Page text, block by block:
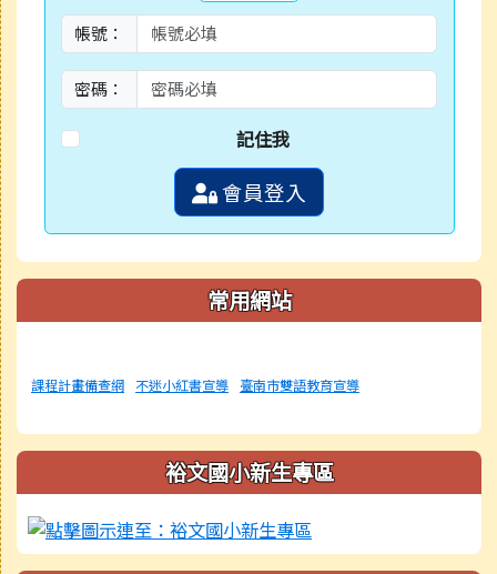
帳號：
密碼：
記住我
會員登入
常用網站
課程計畫備查網 不迷小紅書宣導 臺南市雙語教育宣導
裕文國小新生專區